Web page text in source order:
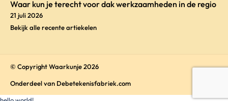
Waar kun je terecht voor dak werkzaamheden in de regio
21 juli 2026
Bekijk alle recente artiekelen
© Copyright Waarkunje 2026
Onderdeel van Debetekenisfabriek.com